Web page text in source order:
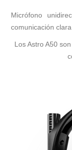
Micrófono
comunicación
Los Astro A50